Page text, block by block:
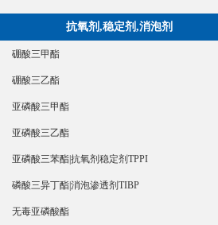
抗氧剂,稳定剂,消泡剂
硼酸三甲酯
硼酸三乙酯
亚磷酸三甲酯
亚磷酸三乙酯
亚磷酸三苯酯|抗氧剂稳定剂TPPI
磷酸三异丁酯|消泡渗透剂TIBP
无毒亚磷酸酯